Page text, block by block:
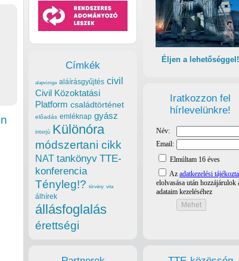
Éljen a lehetőséggel!
Iratkozzon fel
hírlevelünkre!
Címkék
alapvizsga aláírásgyűjtés civil
Civil Közoktatási
Platform családtörténet
előadás emléknap gyász
interjú Különóra
módszertani cikk
NAT tankönyv TTE-
konferencia
Tényleg!? törvény vita
álhírek
állásfoglalás
érettségi